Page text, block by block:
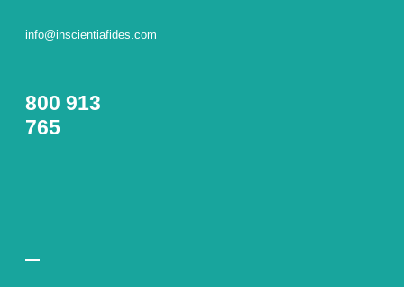
info@inscientiafides.com
800 913
765